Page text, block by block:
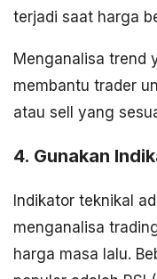
terjadi saat harga
Menganalisa trend
membantu trader
atau sell yang
4. Gunakan
Indikator teknikal
menganalisa
harga masa lalu.